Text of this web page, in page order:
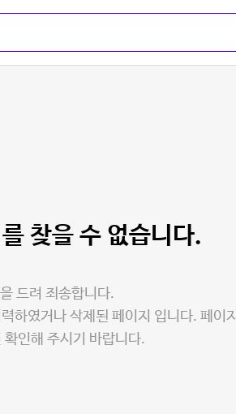
찾을 수 없습니다.
드려 죄송합니다.
하였거나 삭제된 페이지 입니다. 페이지
확인해 주시기 바랍니다.